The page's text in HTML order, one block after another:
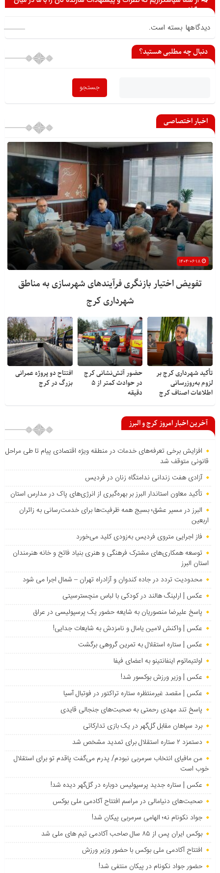
می گذارید
دیدگاهها بسته است.
دنبال چه مطلبی هستید؟
اخبار اختصاصی
تفویض اختیار بازنگری فرآیندهای شهرسازی به مناطق
شهرداری کرج
تأکید شهرداری کرج بر
لزوم به‌روزرسانی
اطلاعات اصناف کرج
حضور آتش‌نشانی کرج
در حوادث کمتر از ۵
دقیقه
افتتاح دو پروژه عمرانی
بزرگ در کرج
آخرین اخبار امروز کرج و البرز
افزایش برخی تعرفه‌های خدمات در منطقه ویژه اقتصادی پیام تا طی مراحل
قانونی متوقف شد
آزادی هفت زندانی ندامتگاه زنان در فردیس
تأکید معاون استاندار البرز بر بهره‌گیری از انرژی‌های پاک در مدارس استان
البرز در مسیر عشق؛ بسیج همه ظرفیت‌ها برای خدمت‌رسانی به زائران
اربعین
فاز اجرایی متروی فردیس به‌زودی کلید می‌خورد
توسعه همکاری‌های مشترک فرهنگی و هنری بنیاد فاتح و خانه هنرمندان
استان البرز
محدودیت تردد در جاده کندوان و آزادراه تهران – شمال اجرا می شود
عکس | ارلینگ هالند در کودکی با لباس منچسترسیتی
پاسخ علیرضا منصوریان به شایعه حضور یک پرسپولیسی در عراق
عکس | واکنش لامین یامال و نامزدش به شایعات جدایی!
عکس | ستاره استقلال به تمرین گروهی برگشت
اولتیماتوم اینفانتینو به اعضای فیفا
عکس | وزیر ورزش بوکسور شد!
عکس | مقصد غیرمنتظره ستاره تراکتور در فوتبال آسیا
پاسخ تند مهدی رحمتی به صحبت‌های جنجالی قایدی
برد سپاهان مقابل گل‌گهر در یک بازی تدارکاتی
دستمزد ۲ ستاره استقلال برای تمدید مشخص شد
من مافیای انتخاب سرمربی نبودم/ پدرم می‌گفت پاقدم تو برای استقلال
خوب است
عکس | ستاره جدید پرسپولیس دوباره در گل‌گهر دیده شد!
صحبت‌های دنیامالی در مراسم افتتاح آکادمی ملی بوکس
جواد نکونام نه؛ الهامی سرمربی پیکان شد!
بوکس ایران پس از ۸۵ سال صاحب آکادمی تیم های ملی شد
افتتاح آکادمی ملی بوکس با حضور وزیر ورزش
حضور جواد نکونام در پیکان منتفی شد!